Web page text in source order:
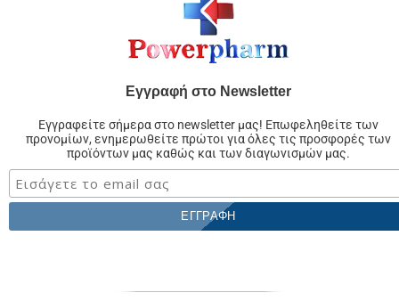
Εγγραφή στο Newsletter
Εγγραφείτε σήμερα στο newsletter μας! Επωφεληθείτε των
προνομίων, ενημερωθείτε πρώτοι για όλες τις προσφορές των
προϊόντων μας καθώς και των διαγωνισμών μας.